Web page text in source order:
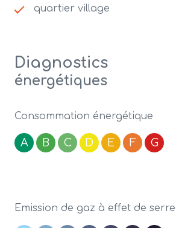
quartier village
Diagnostics
énergétiques
Consommation énergétique
A B C D E F G
Emission de gaz à effet de serre